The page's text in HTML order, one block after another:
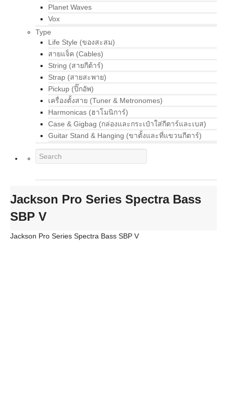
Planet Waves
Vox
Type
Life Style (ของสะสม)
สายแจ็ค (Cables)
String (สายกีต้าร์)
Strap (สายสะพาย)
Pickup (ปิ๊กอัพ)
เครื่องตั้งสาย (Tuner & Metronomes)
Harmonicas (ฮาโมนิการ์)
Case & Gigbag (กล่องและกระเป๋าใส่กีตาร์และเบส)
Guitar Stand & Hanging (ขาตั้งและที่แขวนกีตาร์)
Jackson Pro Series Spectra Bass
SBP V
Jackson Pro Series Spectra Bass SBP V